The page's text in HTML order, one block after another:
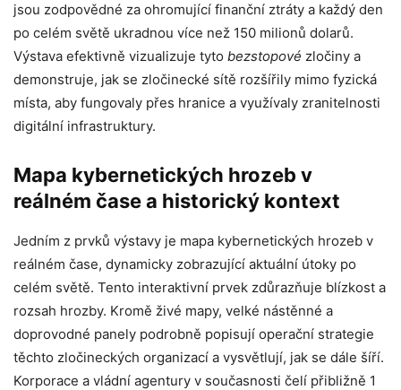
jsou zodpovědné za ohromující finanční ztráty a každý den
po celém světě ukradnou více než 150 milionů dolarů.
Výstava efektivně vizualizuje tyto bezstopové zločiny a
demonstruje, jak se zločinecké sítě rozšířily mimo fyzická
místa, aby fungovaly přes hranice a využívaly zranitelnosti
digitální infrastruktury.
Mapa kybernetických hrozeb v
reálném čase a historický kontext
Jedním z prvků výstavy je mapa kybernetických hrozeb v
reálném čase, dynamicky zobrazující aktuální útoky po
celém světě. Tento interaktivní prvek zdůrazňuje blízkost a
rozsah hrozby. Kromě živé mapy, velké nástěnné a
doprovodné panely podrobně popisují operační strategie
těchto zločineckých organizací a vysvětlují, jak se dále šíří.
Korporace a vládní agentury v současnosti čelí přibližně 1